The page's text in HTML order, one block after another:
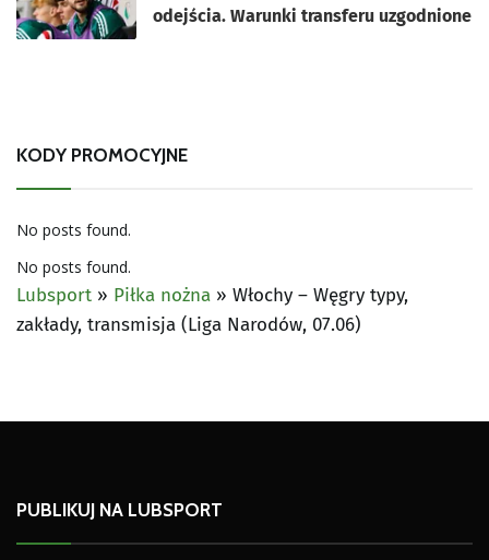
odejścia. Warunki transferu uzgodnione
KODY PROMOCYJNE
No posts found.
No posts found.
Lubsport » Piłka nożna » Włochy – Węgry typy,
zakłady, transmisja (Liga Narodów, 07.06)
PUBLIKUJ NA LUBSPORT